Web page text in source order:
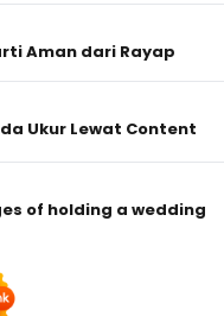
Aman dari Rayap
Ukur Lewat Content
of holding a wedding